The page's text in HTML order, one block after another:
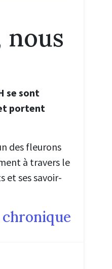
nous
se sont
portent
des fleurons
à travers le
et ses savoir-